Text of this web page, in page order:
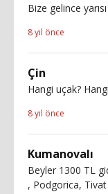
Bize gelince
8 yıl önce
Çin
Hangi uçak?
8 yıl önce
Kumanovalı
Beyler 1300 TL
, Podgorica,